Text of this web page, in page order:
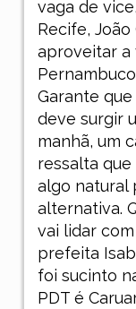
vaga de
Recife, João
aproveitar a
Garante
deve surgir
manhã, um
ressalta
algo natural
alternativa.
vai lidar
prefeita
foi sucinto
PDT é